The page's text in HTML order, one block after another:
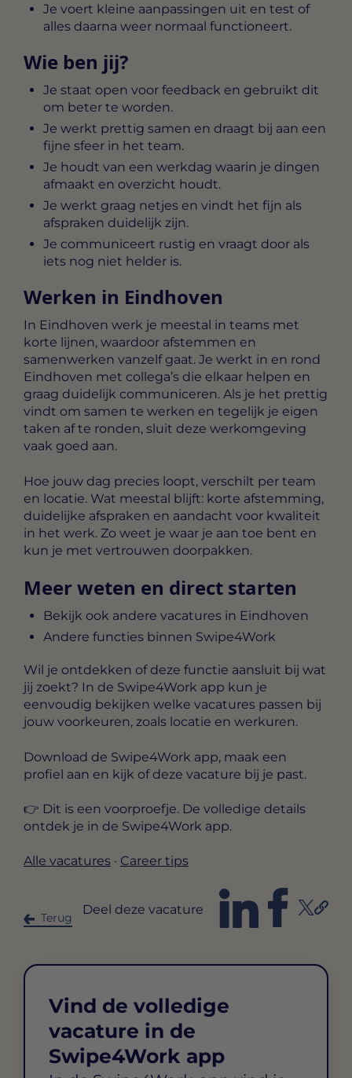
Je voert kleine aanpassingen uit en test of
alles daarna weer normaal functioneert.
Wie ben jij?
Je staat open voor feedback en gebruikt dit
om beter te worden.
Je werkt prettig samen en draagt bij aan een
fijne sfeer in het team.
Je houdt van een werkdag waarin je dingen
afmaakt en overzicht houdt.
Je werkt graag netjes en vindt het fijn als
afspraken duidelijk zijn.
Je communiceert rustig en vraagt door als
iets nog niet helder is.
Werken in Eindhoven
In Eindhoven werk je meestal in teams met
korte lijnen, waardoor afstemmen en
samenwerken vanzelf gaat. Je werkt in en rond
Eindhoven met collega’s die elkaar helpen en
graag duidelijk communiceren. Als je het prettig
vindt om samen te werken en tegelijk je eigen
taken af te ronden, sluit deze werkomgeving
vaak goed aan.
Hoe jouw dag precies loopt, verschilt per team
en locatie. Wat meestal blijft: korte afstemming,
duidelijke afspraken en aandacht voor kwaliteit
in het werk. Zo weet je waar je aan toe bent en
kun je met vertrouwen doorpakken.
Meer weten en direct starten
Bekijk ook andere vacatures in Eindhoven
Andere functies binnen Swipe4Work
Wil je ontdekken of deze functie aansluit bij wat
jij zoekt? In de Swipe4Work app kun je
eenvoudig bekijken welke vacatures passen bij
jouw voorkeuren, zoals locatie en werkuren.
Download de Swipe4Work app, maak een
profiel aan en kijk of deze vacature bij je past.
👉 Dit is een voorproefje. De volledige details
ontdek je in de Swipe4Work app.
Alle vacatures · Career tips
Terug
Deel deze vacature
Vind de volledige
vacature in de
Swipe4Work app